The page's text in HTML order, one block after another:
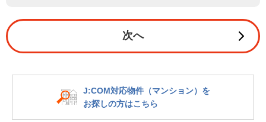
次へ
J:COM対応物件（マンション）を
お探しの方はこちら